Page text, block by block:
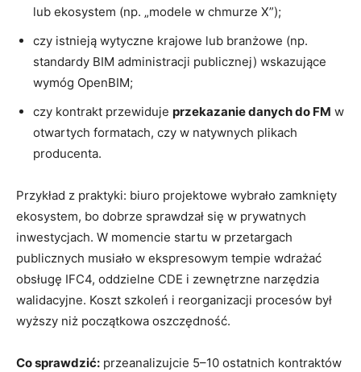
lub ekosystem (np. „modele w chmurze X”);
czy istnieją wytyczne krajowe lub branżowe (np.
standardy BIM administracji publicznej) wskazujące
wymóg OpenBIM;
czy kontrakt przewiduje przekazanie danych do FM w
otwartych formatach, czy w natywnych plikach
producenta.
Przykład z praktyki: biuro projektowe wybrało zamknięty
ekosystem, bo dobrze sprawdzał się w prywatnych
inwestycjach. W momencie startu w przetargach
publicznych musiało w ekspresowym tempie wdrażać
obsługę IFC4, oddzielne CDE i zewnętrzne narzędzia
walidacyjne. Koszt szkoleń i reorganizacji procesów był
wyższy niż początkowa oszczędność.
Co sprawdzić: przeanalizujcie 5–10 ostatnich kontraktów